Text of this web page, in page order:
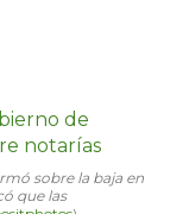
sobre la baja en
que las